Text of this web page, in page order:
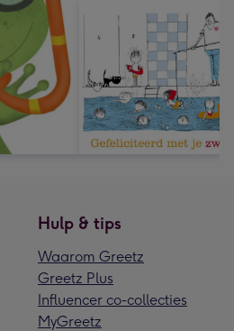
Hulp & tips
Waarom Greetz
Greetz Plus
Influencer co-collecties
MyGreetz